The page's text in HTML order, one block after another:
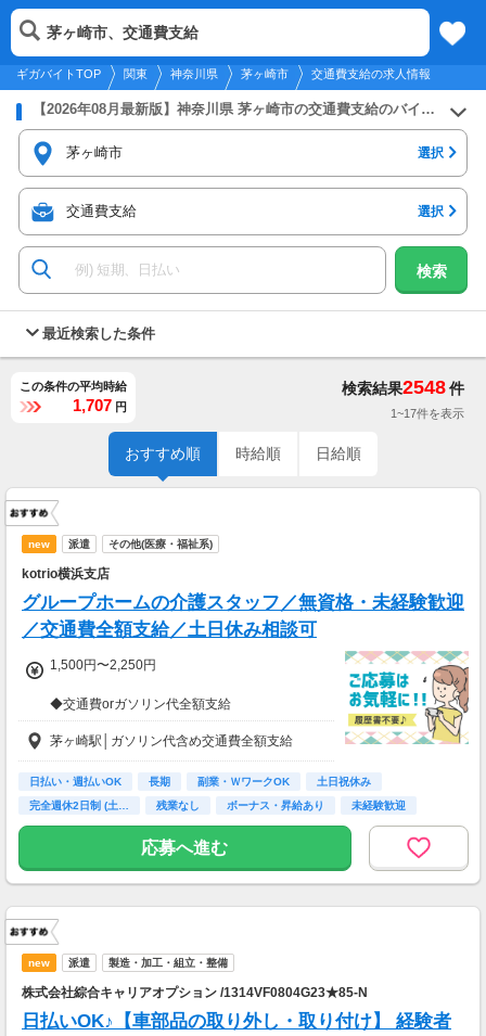
2026年8月9日更新
関東
メニュー
ギガバイトTOP 関東 神奈川県 茅ヶ崎市 交通費支給の求人情報
茅ヶ崎市、交通費支給
【2026年08月最新版】神奈川県 茅ヶ崎市の交通費支給のバイト・アルバイト・パートの求人募集情報
茅ヶ崎市 選択
交通費支給 選択
検索
最近検索した条件
この条件の平均時給
1,707 円
検索結果2548件
1~17件を表示
おすすめ順 時給順 日給順
new 派遣 その他(医療・福祉系)
kotrio横浜支店
グループホームの介護スタッフ／無資格・未経験歓迎
／交通費全額支給／土日休み相談可
1,500円〜2,250円
◆交通費orガソリン代全額支給
◆各種社会保険完備
◆日払い・週払い制度（各規定有）
急な出費にあんしんの制度です。
スマホからかんたんに申請が出来ます！
茅ヶ崎駅│ガソリン代含め交通費全額支給
日払い・週払いOK 長期 副業・ＷワークOK
土日祝休み
完全週休2日制 (土…
残業なし ボーナス・昇給あり
未経験歓迎
主婦(夫)歓迎
応募へ進む
new 派遣 製造・加工・組立・整備
株式会社綜合キャリアオプション /1314VF0804G23★85-N
日払いOK♪【車部品の取り外し・取り付け】 経験者